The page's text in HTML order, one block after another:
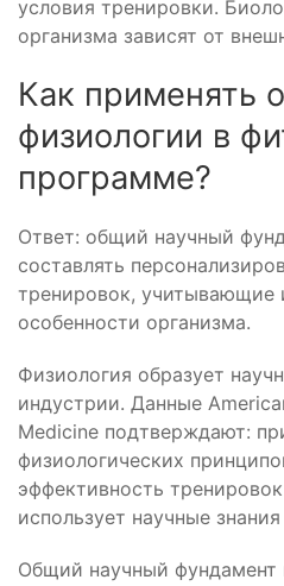
условия тренировки.
организма зависят от
Как применять
физиологии в
программе?
Ответ: общий научный
составлять
тренировок, учитывающие
особенности организма.
Физиология образует
индустрии. Данные
Medicine подтверждают:
физиологических
эффективность
использует научные
Общий научный фундамент